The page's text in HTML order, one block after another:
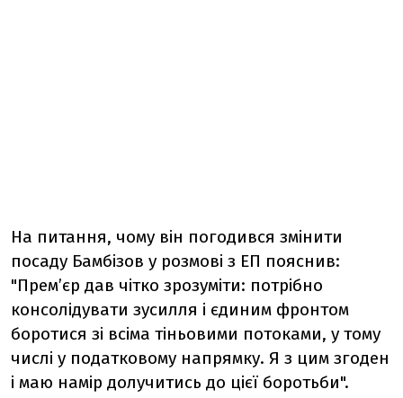
На питання, чому він погодився змінити
посаду Бамбізов у розмові з ЕП пояснив:
"Прем’єр дав чітко зрозуміти: потрібно
консолідувати зусилля і єдиним фронтом
боротися зі всіма тіньовими потоками, у тому
числі у податковому напрямку. Я з цим згоден
і маю намір долучитись до цієї боротьби".